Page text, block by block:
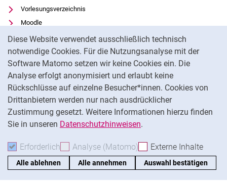
Diese Website verwendet ausschließlich technisch
notwendige Cookies. Für die Nutzungsanalyse mit der
Software Matomo setzen wir keine Cookies ein. Die
Analyse erfolgt anonymisiert und erlaubt keine
Rückschlüsse auf einzelne Besucher*innen. Cookies von
Drittanbietern werden nur nach ausdrücklicher
Zustimmung gesetzt. Weitere Informationen hierzu finden
Sie in unseren Datenschutzhinweisen.
Erforderlich Erforderliche Cookies akzeptieren
Analyse (Matomo) Analyse-Cookies
Externe Inhalte
Alle ablehnen Alle annehmen Auswahl bestätigen
Vorlesungsverzeichnis
Moodle
Panopto
Universitätsbibliothek
Datenschutz
Barrierefreiheit
Transparenter KI-Einsatz